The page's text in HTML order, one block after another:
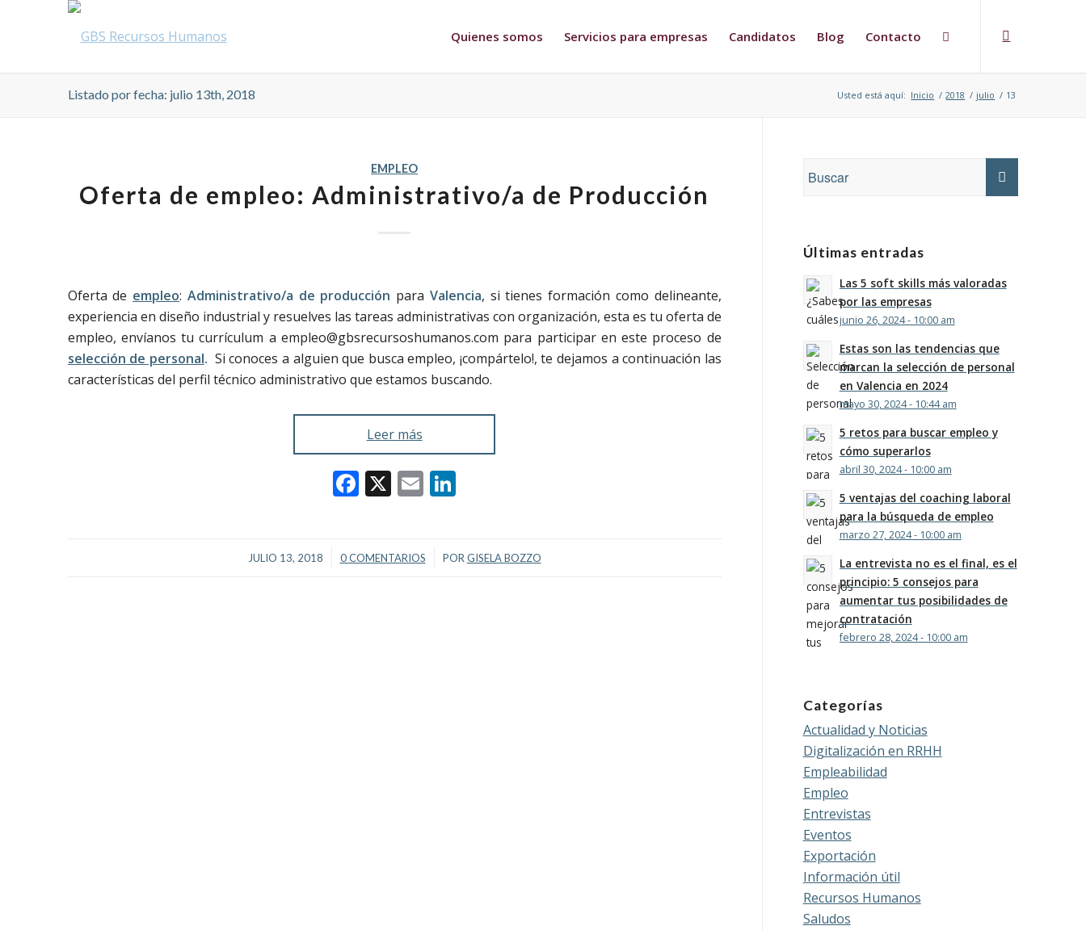
Quienes somos Servicios para empresas Candidatos Blog Contacto
Listado por fecha: julio 13th, 2018 Usted está aquí: Inicio / 2018 / julio / 13
EMPLEO
Oferta de empleo: Administrativo/a de Producción
Oferta de empleo: Administrativo/a de producción para Valencia, si tienes formación como delineante,
experiencia en diseño industrial y resuelves las tareas administrativas con organización, esta es tu oferta de
empleo, envíanos tu currículum a empleo@gbsrecursoshumanos.com para participar en este proceso de
selección de personal. Si conoces a alguien que busca empleo, ¡compártelo!, te dejamos a continuación las
características del perfil técnico administrativo que estamos buscando.
Leer más
Facebook
X Email
JULIO 13, 2018
/ 0 COMENTARIOS
/ POR GISELA BOZZO
Últimas entradas
Las 5 soft skills más valoradas
por las empresas
junio 26, 2024 - 10:00 am
Estas son las tendencias que
marcan la selección de personal
en Valencia en 2024
mayo 30, 2024 - 10:44 am
5 retos para buscar empleo y
cómo superarlos
abril 30, 2024 - 10:00 am
5 ventajas del coaching laboral
para la búsqueda de empleo
marzo 27, 2024 - 10:00 am
La entrevista no es el final, es el
principio: 5 consejos para
aumentar tus posibilidades de
contratación
febrero 28, 2024 - 10:00 am
Categorías
Actualidad y Noticias
Digitalización en RRHH
Empleabilidad
Empleo
Entrevistas
Eventos
Exportación
Información útil
Recursos Humanos
Saludos